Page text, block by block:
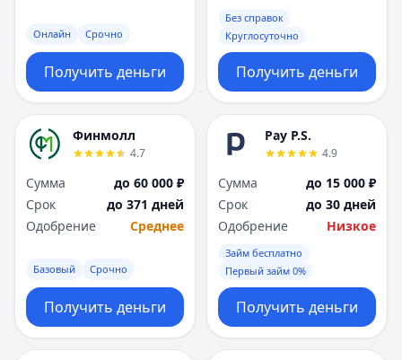
Онлайн Срочно
Получить деньги
Без справок
Круглосуточно
Получить деньги
Финмолл
4.7
Сумма
до 60 000 ₽
Срок
до 371 дней
Одобрение
Среднее
Базовый Срочно
Получить деньги
Pay P.S.
4.9
Сумма
до 15 000 ₽
Срок
до 30 дней
Одобрение
Низкое
Займ бесплатно
Первый займ 0%
Получить деньги